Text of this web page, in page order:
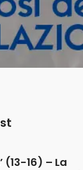
(13-16) – La